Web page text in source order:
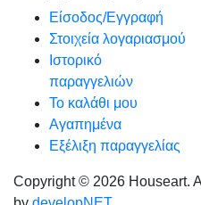
Είσοδος/Εγγραφή
Στοιχεία λογαριασμού
Ιστορικό
παραγγελιών
Το καλάθι μου
Αγαπημένα
Εξέλιξη παραγγελίας
Copyright © 2026 Houseart.